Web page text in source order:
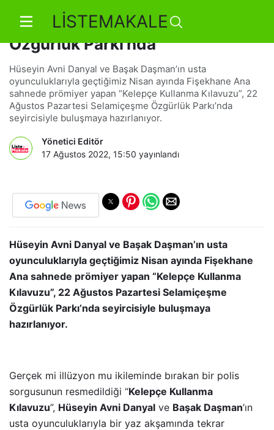
LİSTEMAKALE
Kelepçe Kullanma Kılavuzu
Özgürlük Parkı’nda
Hüseyin Avni Danyal ve Başak Daşman’ın usta
oyunculuklarıyla geçtiğimiz Nisan ayında Fişekhane Ana
sahnede prömiyer yapan “Kelepçe Kullanma Kılavuzu”, 22
Ağustos Pazartesi Selamiçeşme Özgürlük Parkı’nda
seyircisiyle buluşmaya hazırlanıyor.
Yönetici Editör
17 Ağustos 2022, 15:50 yayınlandı
Hüseyin Avni Danyal ve Başak Daşman’ın usta
oyunculuklarıyla geçtiğimiz Nisan ayında Fişekhane
Ana sahnede prömiyer yapan “Kelepçe Kullanma
Kılavuzu”, 22 Ağustos Pazartesi Selamiçeşme
Özgürlük Parkı’nda seyircisiyle buluşmaya
hazırlanıyor.
Gerçek mi illüzyon mu ikileminde bırakan bir polis
sorgusunun resmedildiği “Kelepçe Kullanma
Kılavuzu”, Hüseyin Avni Danyal ve Başak Daşman’ın
usta oyunculuklarıyla bir yaz akşamında tekrar